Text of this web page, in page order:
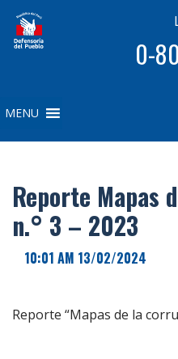
0-
MENU
Reporte Mapas
n.° 3 – 2023
10:01 AM 13/02/2024
Reporte “Mapas de la